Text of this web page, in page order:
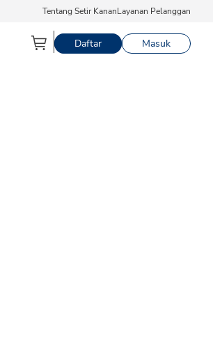
Tentang Setir KananLayanan Pelanggan
Daftar Masuk